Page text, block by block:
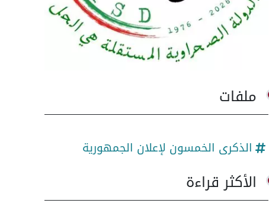
ملفات
الذكرى الخمسون لإعلان الجمهورية
الأكثر قراءة